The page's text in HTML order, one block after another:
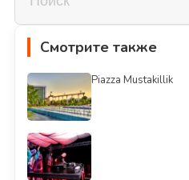
Смотрите также
Piazza Mustakillik